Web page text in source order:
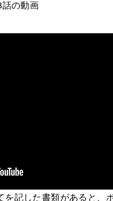
話の動画
記した書類があると、